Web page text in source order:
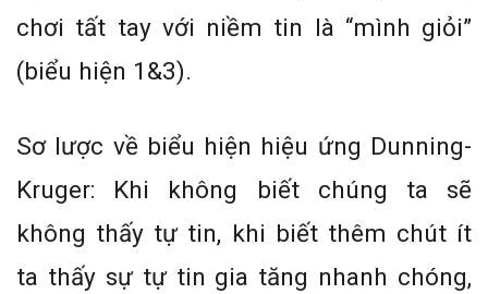
chơi tất tay với niềm tin là “mình giỏi”
(biểu hiện 1&3).
Sơ lược về biểu hiện hiệu ứng Dunning-
Kruger: Khi không biết chúng ta sẽ
không thấy tự tin, khi biết thêm chút ít
ta thấy sự tự tin gia tăng nhanh chóng,